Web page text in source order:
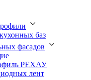
баз
фасадов
РЕХАУ
лент